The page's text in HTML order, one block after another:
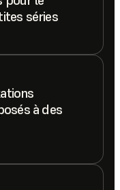
séries
à des